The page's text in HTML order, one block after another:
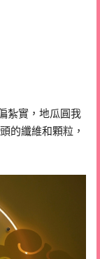
紮實，地瓜圓我
的纖維和顆粒，